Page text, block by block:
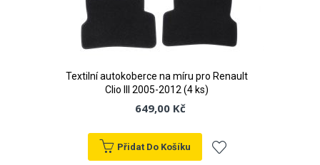
Textilní autokoberce na míru pro Renault
Clio III 2005-2012 (4 ks)
649,00 Kč
Přidat Do Košíku